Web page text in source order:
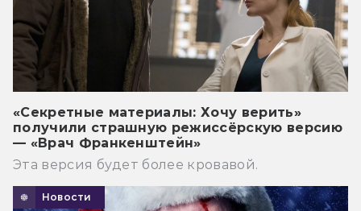
«Секретные материалы: Хочу верить»
получили страшную режиссёрскую версию
— «Врач Франкенштейн»
Эта версия будет более кровавой.
Новости